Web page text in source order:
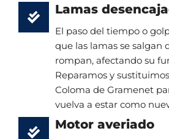
Lamas
El paso del tiempo o
que las lamas se salgan
rompan, afectando su
Reparamos y
Coloma de Gramenet
vuelva a estar como
Motor averiado